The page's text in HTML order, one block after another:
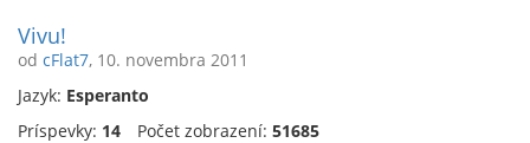
Vivu!
od cFlat7, 10. novembra 2011
Jazyk: Esperanto
Príspevky: 14 Počet zobrazení: 51685